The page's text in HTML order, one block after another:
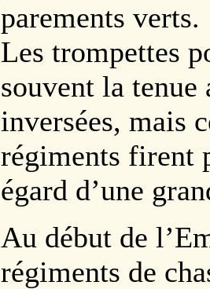
parements verts.
Les trompettes
souvent la tenue
inversées, mais
régiments firent
égard d’une
Au début de
régiments de